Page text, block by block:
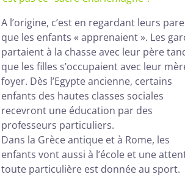
A l’origine, c’est en regardant leurs
que les enfants « apprenaient ». Les
partaient à la chasse avec leur père
que les filles s’occupaient avec leur
foyer. Dès l’Egypte ancienne, certains
enfants des hautes classes sociales
recevront une éducation par des
professeurs particuliers.
Dans la Grèce antique et à Rome, les
enfants vont aussi à l’école et une
toute particulière est donnée au sport.